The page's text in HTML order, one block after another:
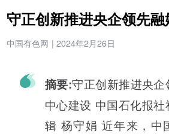
守正创新推进央企领先
中国有色网 | 2024年2月26日
摘要:守正创新推进央企
中心建设 中国石化报社
辑 杨守娟 近年来，中